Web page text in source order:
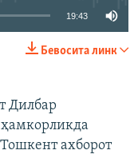
19:43
Бевосита линк
Дилбар
ахборот